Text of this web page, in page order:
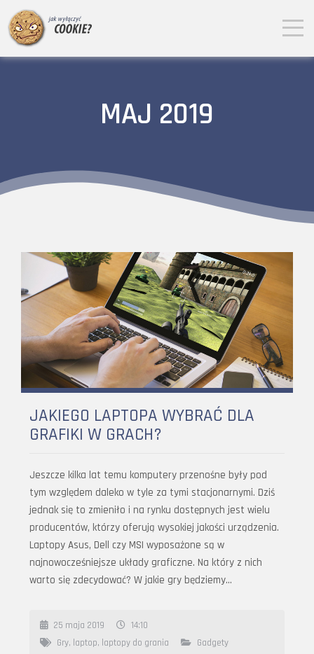
MAJ 2019
JAKIEGO LAPTOPA WYBRAĆ DLA
GRAFIKI W GRACH?
Jeszcze kilka lat temu komputery przenośne były pod
tym względem daleko w tyle za tymi stacjonarnymi. Dziś
jednak się to zmieniło i na rynku dostępnych jest wielu
producentów, którzy oferują wysokiej jakości urządzenia.
Laptopy Asus, Dell czy MSI wyposażone są w
najnowocześniejsze układy graficzne. Na który z nich
warto się zdecydować? W jakie gry będziemy…
25 maja 2019
14:10
Gry, laptop, laptopy do grania
Gadgety